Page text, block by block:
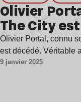
Olivier
The City
Olivier Portal, connu
est décédé. Véritable
9 janvier 2025